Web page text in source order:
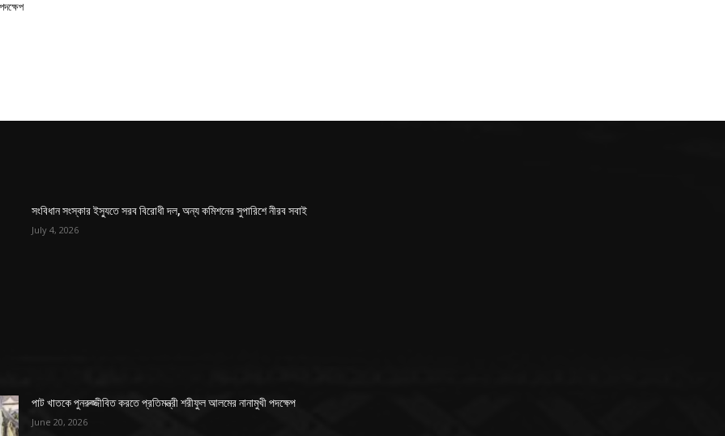
সংবিধান সংস্কার ইস্যুতে সরব বিরোধী দল, অন্য কমিশনের সুপারিশে নীরব সবাই
July 4, 2026
পাট খাতকে পুনরুজ্জীবিত করতে প্রতিমন্ত্রী শরীফুল আলমের নানামুখী পদক্ষেপ
June 20, 2026